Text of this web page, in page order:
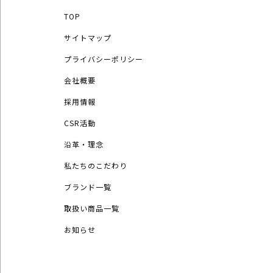
TOP
サイトマップ
プライバシーポリシー
会社概要
採用情報
CSR活動
沿革・理念
私たちのこだわり
ブランド一覧
取扱い商品一覧
お知らせ